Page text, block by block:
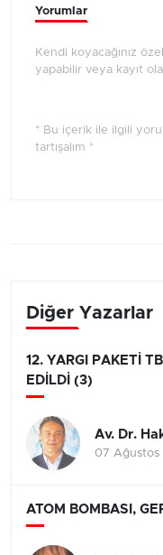
Yorumlar
Kendi koyacağınız
yapabilir veya kayıt
* Bu içerik ile ilgili
tartışalım *
Diğer Yazarlar
12. YARGI PAKETİ
EDİLDİ (3)
Av. Dr.
07 Ağustos
ATOM BOMBASI,